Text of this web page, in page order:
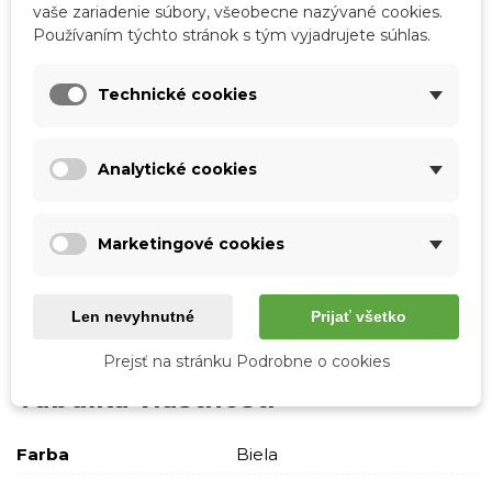
Skladom - rýchle dodanie do 2 dní
QR kód Zdieľajte
Obľúbené 0 Porovnať 0
Farba
Biela
vaše zariadenie súbory, všeobecne nazývané cookies.
Používaním týchto stránok s tým vyjadrujete súhlas.
Technické cookies
Analytické cookies
Marketingové cookies
Len nevyhnutné Prijať všetko
Prejsť na stránku Podrobne o cookies